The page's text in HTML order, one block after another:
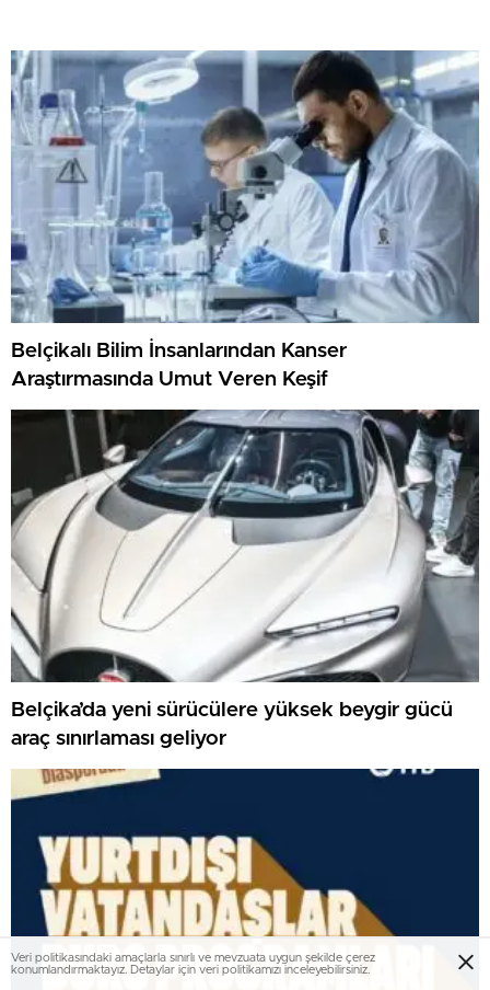
Belçikalı Bilim İnsanlarından Kanser
Araştırmasında Umut Veren Keşif
Belçika’da yeni sürücülere yüksek beygir gücü
araç sınırlaması geliyor
Veri politikasındaki amaçlarla sınırlı ve mevzuata uygun şekilde çerez
konumlandırmaktayız. Detaylar için veri politikamızı inceleyebilirsiniz.